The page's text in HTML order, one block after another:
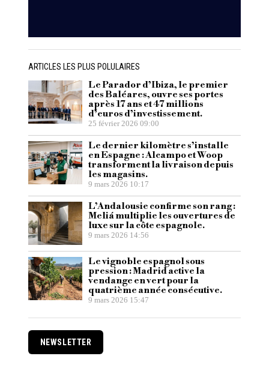
ARTICLES LES PLUS POLULAIRES
Le Parador d’Ibiza, le premier
des Baléares, ouvre ses portes
après 17 ans et 47 millions
d’euros d’investissement.
25 février 2026 09:00
Le dernier kilomètre s’installe
en Espagne : Alcampo et Woop
transforment la livraison depuis
les magasins.
9 mars 2026 10:17
L’Andalousie confirme son rang :
Meliá multiplie les ouvertures de
luxe sur la côte espagnole.
9 mars 2026 14:56
Le vignoble espagnol sous
pression : Madrid active la
vendange en vert pour la
quatrième année consécutive.
9 mars 2026 15:47
NEWSLETTER